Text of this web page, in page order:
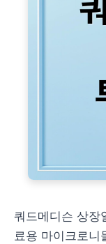
쿼드메디슨 상장
료용 마이크로니